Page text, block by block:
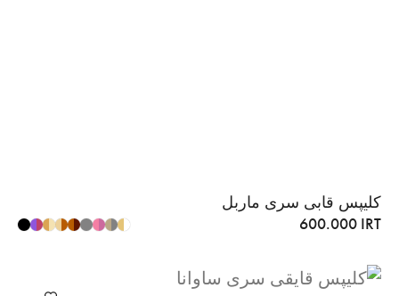
کلیپس قابی سری ماربل
600.000 IRT